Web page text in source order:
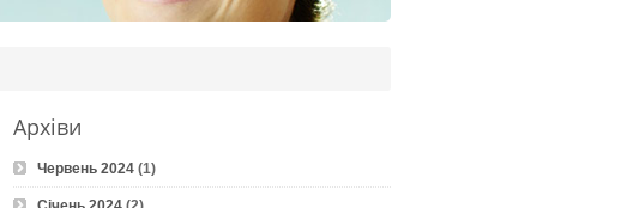
Архіви
Червень 2024 (1)